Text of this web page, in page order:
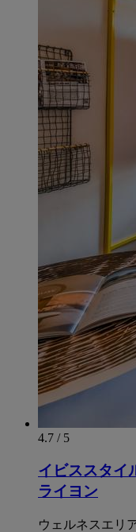
4.7 / 5
イビススタイ
ライヨン
ウェルネスエリ